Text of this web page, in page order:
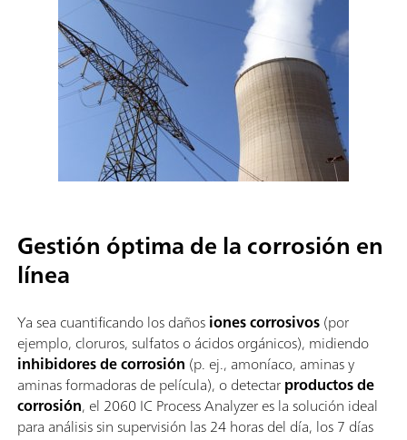
Gestión óptima de la corrosión en
línea
Ya sea cuantificando los dañosiones corrosivos(por
ejemplo, cloruros, sulfatos o ácidos orgánicos), midiendo
inhibidores de corrosión (p. ej., amoníaco, aminas y
aminas formadoras de película), o detectarproductos de
corrosión, el 2060 IC Process Analyzer es la solución ideal
para análisis sin supervisión las 24 horas del día, los 7 días